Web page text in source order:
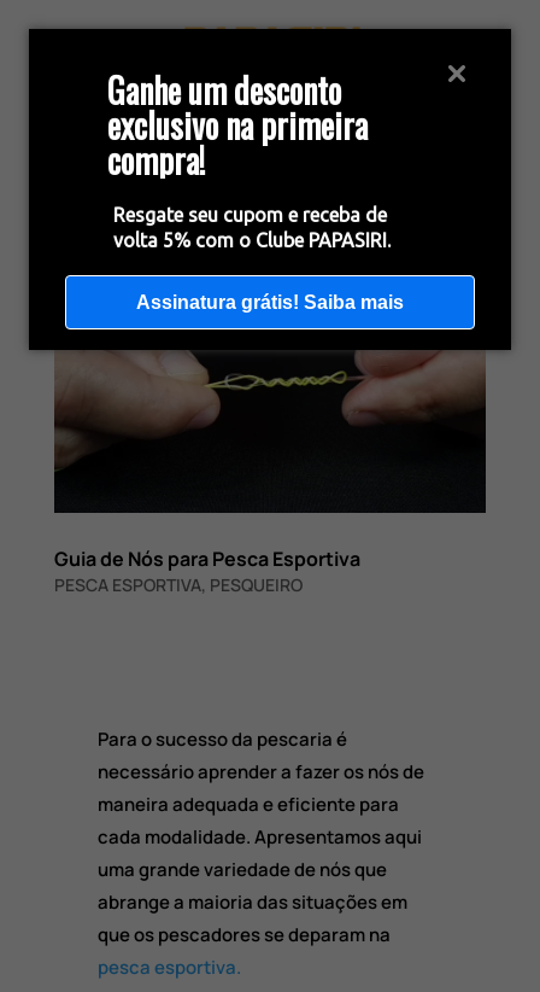
Ganhe um desconto
exclusivo na primeira
compra!
Resgate seu cupom e receba de
volta 5% com o Clube PAPASIRI.
Assinatura grátis! Saiba mais
Guia de Nós para Pesca Esportiva
PESCA ESPORTIVA, PESQUEIRO
Para o sucesso da pescaria é
necessário aprender a fazer os nós de
maneira adequada e eficiente para
cada modalidade. Apresentamos aqui
uma grande variedade de nós que
abrange a maioria das situações em
que os pescadores se deparam na
pesca esportiva.